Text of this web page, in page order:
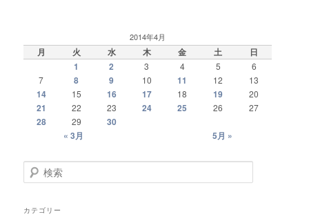
2014年4月
月 火 水 木 金 土
日
1
2 3 4 5
6
7
8 9 10 11 12 13
14 15 16 17 18 19 20
21 22 23 24 25 26 27
28 29
30
« 3月
5月 »
検
索
カテゴリー